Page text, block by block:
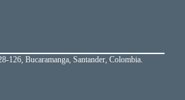
126, Bucaramanga, Santander, Colombia.